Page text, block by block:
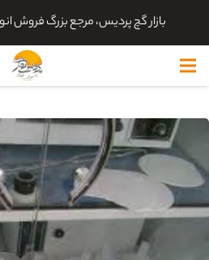
بازار گچ پردیس، مرجع بزرگ فروش